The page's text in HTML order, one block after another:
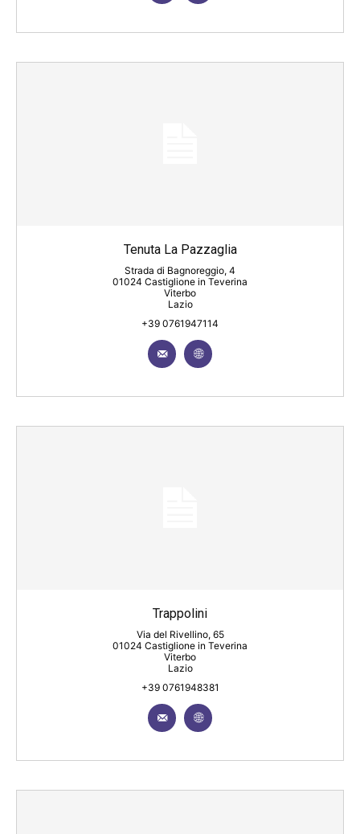
Tenuta La Pazzaglia
Strada di Bagnoreggio, 4
01024 Castiglione in Teverina
Viterbo
Lazio
+39 0761947114
Trappolini
Via del Rivellino, 65
01024 Castiglione in Teverina
Viterbo
Lazio
+39 0761948381